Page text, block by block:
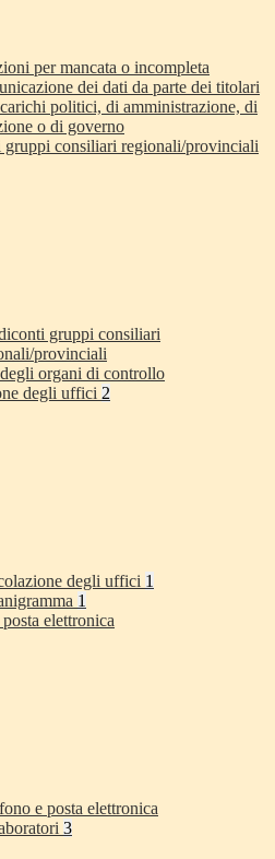
per mancata o incompleta
dei dati da parte dei titolari
politici, di amministrazione, di
o di governo
gruppi consiliari regionali/provinciali
gruppi consiliari
provinciali
organi di controllo
degli uffici 2
degli uffici 1
1
elettronica
e posta elettronica
3